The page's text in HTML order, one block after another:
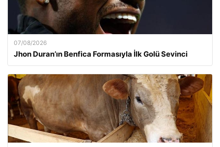
07/08/2026
Jhon Duran’ın Benfica Formasıyla İlk Golü Sevinci